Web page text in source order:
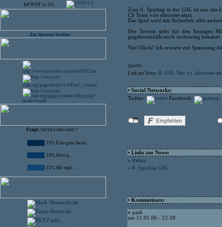
IsF.WOT vs. SA 0:2
- Zur Sponsor Section -
Frage: Social Links sind ?
33% Eine gute Sache ...
33% Nervig ...
33% Mir egal ...
Zum 8. Spieltag in der GSL ist uns das
CS Team von alternate-attax.
Das Spiel wird mit Sicherheit alles
Der Termin steht für den heutigen
gegebenenfalls noch rechtzeitig bekannt
Viel Glück! Ich erwarte mit Spannung
Quelle:
Link zur News: 8. GSL War vs. alternate-
• Social Networks:
Twitter:
Facebook:
• Links zur News:
» #attax
» 8. Spieltag GSL
• Kommentare:
» pash
am 11.01.06 - 22:18